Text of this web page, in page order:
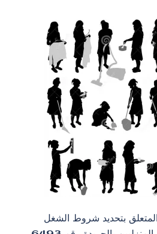
صدر القانون رقم 19.12 المتعلق بتحديد شروط الشغل